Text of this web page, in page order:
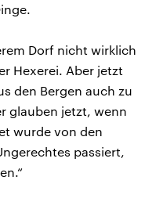
Dorf nicht wirklich
Hexerei. Aber jetzt
den Bergen auch zu
glauben jetzt, wenn
wurde von den
passiert,